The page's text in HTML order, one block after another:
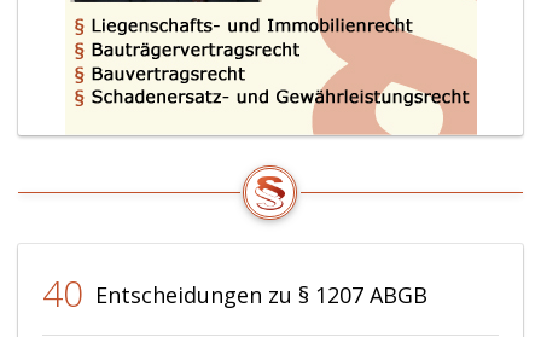
40 Entscheidungen zu § 1207 ABGB